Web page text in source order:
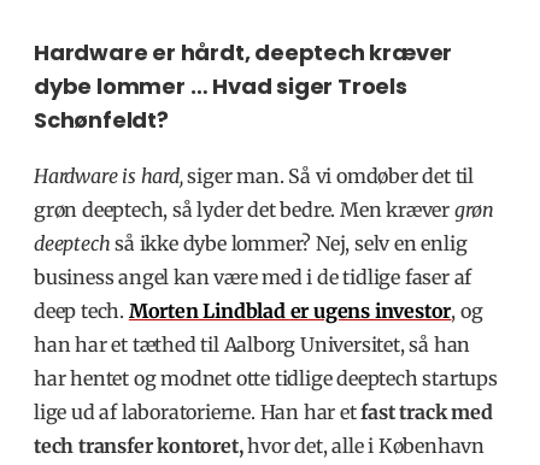
Hardware er hårdt, deeptech kræver
dybe lommer … Hvad siger Troels
Schønfeldt?
Hardware is hard,siger man. Så vi omdøber det til
grøn deeptech, så lyder det bedre. Men kræver grøn
deeptech så ikke dybe lommer? Nej, selv en enlig
business angel kan være med i de tidlige faser af
deep tech. Morten Lindblad er ugens investor, og
han har et tæthed til Aalborg Universitet, så han
har hentet og modnet otte tidlige deeptech startups
lige ud af laboratorierne. Han har etfast track med
tech transfer kontoret,hvor det, alle i København